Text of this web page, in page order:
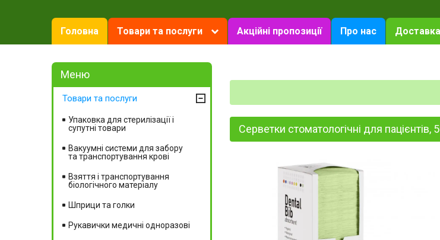
Головна Товари та послуги Акційні пропозиції Про нас
Серветки стоматологічні для
Товари та послуги
Упаковка для стерилізації і
супутні товари
Вакуумні системи для забору
та транспортування крові
Взяття і транспортування
біологічного матеріалу
Шприци та голки
Рукавички медичні одноразові